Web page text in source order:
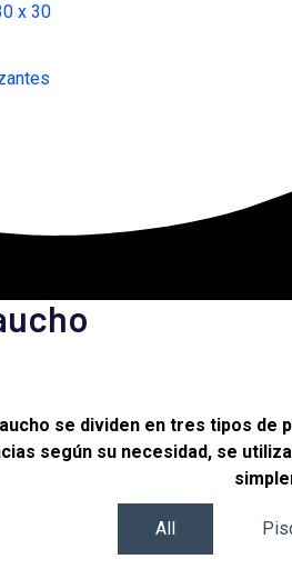
x 30
se dividen en tres tipos
según su necesidad, se
All